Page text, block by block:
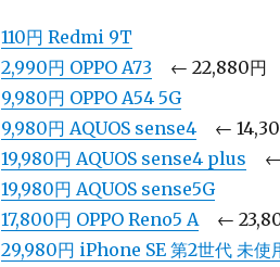
110円 Redmi 9T
2,990円 OPPO A73 ← 22,880円
9,980円 OPPO A54 5G
9,980円 AQUOS sense4 ←
19,980円 AQUOS sense4 plus ←
19,980円 AQUOS sense5G
17,800円 OPPO Reno5 A ←
29,980円 iPhone SE 第2世代 未使